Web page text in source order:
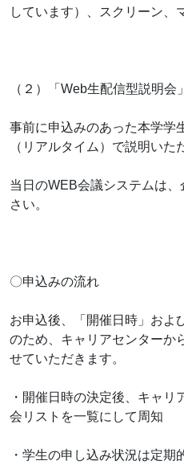
しています）、スクリーン、
（２）「Web生配信型説明会」
事前に申込みのあった本学学
（リアルタイム）で説明いた
当日のWEB会議システムは
さい。
〇申込みの流れ
お申込後、「開催日時」およ
のため、キャリアセンターか
せていただきます。
・開催日時の決定後、キャリ
会リストを一覧にして周知
・学生の申し込み状況は定期